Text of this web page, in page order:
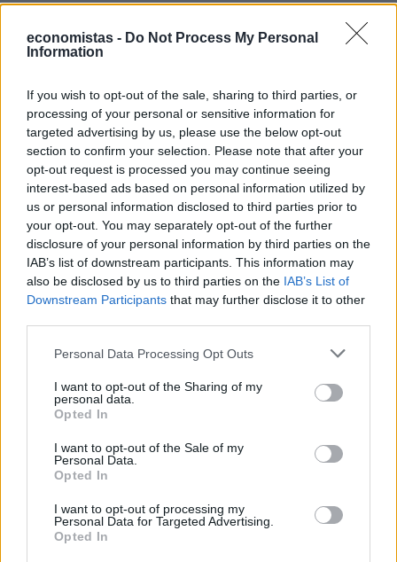
economistas - Do Not Process My Personal
Information
If you wish to opt-out of the sale, sharing to third parties, or
processing of your personal or sensitive information for
targeted advertising by us, please use the below opt-out
section to confirm your selection. Please note that after your
opt-out request is processed you may continue seeing
interest-based ads based on personal information utilized by
us or personal information disclosed to third parties prior to
your opt-out. You may separately opt-out of the further
disclosure of your personal information by third parties on the
IAB’s list of downstream participants. This information may
also be disclosed by us to third parties on the IAB’s List of
Downstream Participants that may further disclose it to other
Personal Data Processing Opt Outs
I want to opt-out of the Sharing of my
personal data.
Opted In
I want to opt-out of the Sale of my
Personal Data.
Opted In
I want to opt-out of processing my
Personal Data for Targeted Advertising.
Opted In
Τι έδειξαν οι έλεγχοι
Περισσότεροι από 1.500 έλεγχοι έχουν πραγματοποιηθεί μέχρι
σήμερα σε πάνω από 300 παραλίες και 450 επιχειρήσεις σε
νέου θεσμικού πλαισίου για την προστασία των αιγιαλών και των
παραλιών και τη διασφάλιση της ελεύθερης πρόσβασης των
πολιτών.
ΓΙΩΡΓΟΣ ΠΑΠΠΟΥΣ/07 Αυγ 2026
ΚΟΙΝΩΝΙΑ
Υπεγράφη το νέο Ειδικό Χωροταξικό για τον
Τουρισμό: Τι αλλάζει για ξενοδοχεία, νησιά
και επενδύσεις
τουριστικές επενδύσεις στη χώρα φέρνει το νέο Ειδικό Χωροταξικό
Πλαίσιο για τον Τουρισμό, η Κοινή Υπουργική Απόφαση για το